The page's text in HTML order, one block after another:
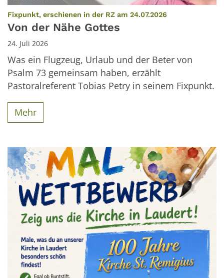
Fixpunkt, erschienen in der RZ am 24.07.2026
Von der Nähe Gottes
24. Juli 2026
Was ein Flugzeug, Urlaub und der Beter von
Psalm 73 gemeinsam haben, erzählt
Pastoralreferent Tobias Petry in seinem Fixpunkt.
Mehr